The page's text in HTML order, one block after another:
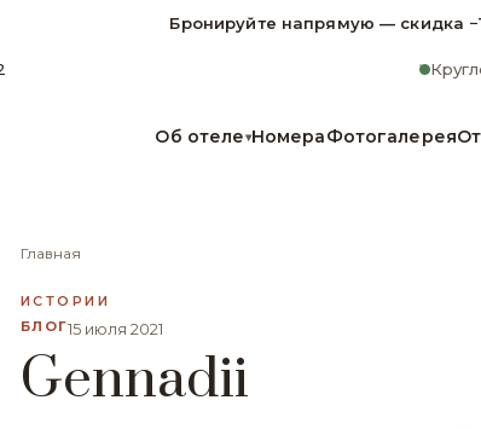
Бронируйте напрямую — скидка
Об отеле▾НомераФотогалерея
Главная
ИСТОРИИ
БЛОГ15 июля 2021
Gennadii